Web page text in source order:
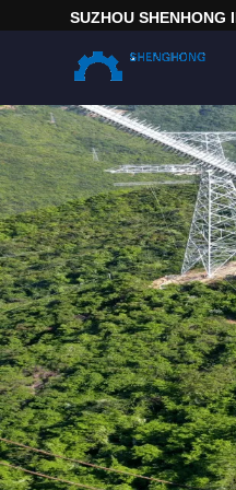
SUZHOU SHENHONG